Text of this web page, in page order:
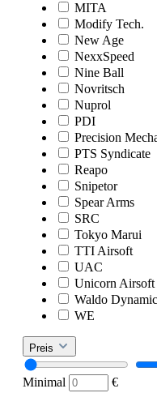
MITA
Modify Tech.
New Age
NexxSpeed
Nine Ball
Novritsch
Nuprol
PDI
Precision
PTS Syndicate
Reapo
Snipetor
Spear Arms
SRC
Tokyo Marui
TTI Airsoft
UAC
Unicorn Airsoft
Waldo
WE
Preis
Minimal
€